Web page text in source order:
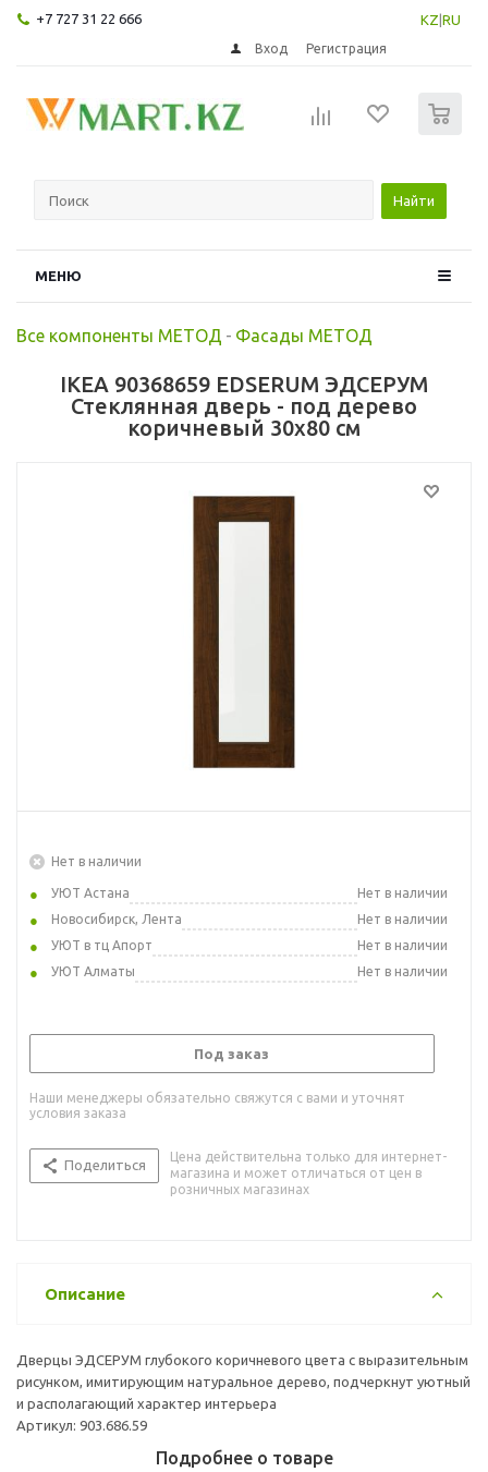
+7 727 31 22 666 KZ RU
Вход Регистрация
Найти
МЕНЮ
Все компоненты МЕТОД - Фасады МЕТОД
IKEA 90368659 EDSERUM ЭДСЕРУМ
Стеклянная дверь - под дерево
коричневый 30x80 см
Нет в наличии
УЮТ Астана
Нет в наличии
Новосибирск, Лента
Нет в наличии
УЮТ в тц Апорт
Нет в наличии
УЮТ Алматы
Нет в наличии
Под заказ
Наши менеджеры обязательно свяжутся с вами и уточнят
условия заказа
Поделиться
Цена действительна только для интернет-
магазина и может отличаться от цен в
розничных магазинах
Описание
Дверцы ЭДСЕРУМ глубокого коричневого цвета с выразительным
рисунком, имитирующим натуральное дерево, подчеркнут уютный
и располагающий характер интерьера
Артикул: 903.686.59
Подробнее о товаре